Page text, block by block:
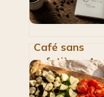
Café sans
cafetière : 4
méthodes
infaillibles